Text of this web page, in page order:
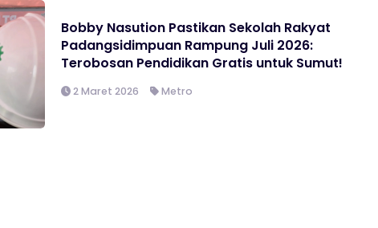
Bobby Nasution Pastikan Sekolah Rakyat
Padangsidimpuan Rampung Juli 2026:
Terobosan Pendidikan Gratis untuk Sumut!
2 Maret 2026 Metro